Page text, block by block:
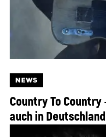
NEWS
Country To Country
auch in Deutschland